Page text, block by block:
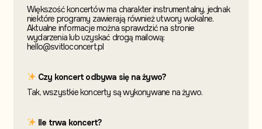
Większość koncertów ma charakter instrumentalny, jednak
niektóre programy zawierają również utwory wokalne.
Aktualne informacje można sprawdzić na stronie
wydarzenia lub uzyskać drogą mailową:
hello@svitloconcert.pl
Czy koncert odbywa się na żywo?
Tak, wszystkie koncerty są wykonywane na żywo.
Ile trwa koncert?